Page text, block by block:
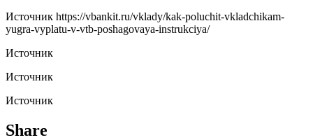
Источник https://vbankit.ru/vklady/kak-poluchit-vkladchikam-
yugra-vyplatu-v-vtb-poshagovaya-instrukciya/
Источник
Источник
Источник
Share